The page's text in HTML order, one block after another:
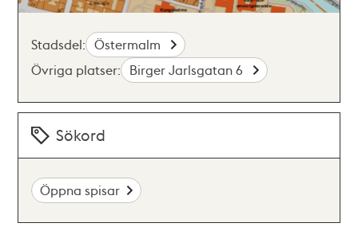
Stadsdel: Östermalm
Övriga platser: Birger Jarlsgatan 6
Sökord
Öppna spisar